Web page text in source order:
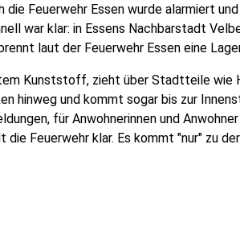
die Feuerwehr Essen wurde alarmiert
war klar: in Essens Nachbarstadt
laut der Feuerwehr Essen eine
Kunststoff, zieht über Stadtteile wie
hinweg und kommt sogar bis zur
für Anwohnerinnen und
Feuerwehr klar. Es kommt "nur" zu der